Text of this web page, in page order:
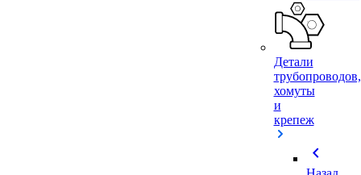
Детали
трубопроводов,
хомуты
и
крепеж
chevron_left